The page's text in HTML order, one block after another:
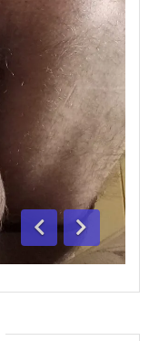
AnteriorSiguiente